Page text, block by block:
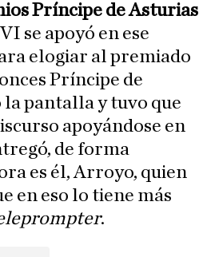
Príncipe de Asturias
se apoyó en ese
elogiar al premiado
Príncipe de
pantalla y tuvo que
apoyándose en
de forma
es él, Arroyo, quien
en eso lo tiene más
.